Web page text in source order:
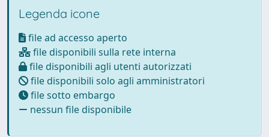
Legenda icone
file ad accesso aperto
file disponibili sulla rete interna
file disponibili agli utenti autorizzati
file disponibili solo agli amministratori
file sotto embargo
nessun file disponibile